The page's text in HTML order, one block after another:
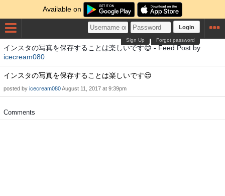
Available on
Login
Forgot password
Sign Up
インスタの写真を保存することは楽しいです😌 - Feed Post by
icecream080
インスタの写真を保存することは楽しいです😌
posted by icecream080August 11, 2017 at 9:39pm
Comments